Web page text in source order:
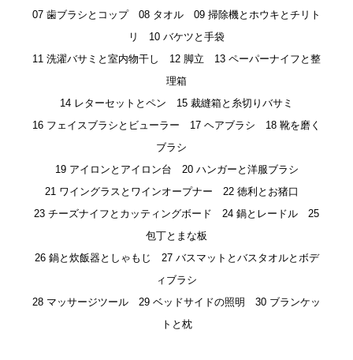
07 歯ブラシとコップ 08 タオル 09 掃除機とホウキとチリト
リ 10 バケツと手袋
11 洗濯バサミと室内物干し 12 脚立 13 ペーパーナイフと整
理箱
14 レターセットとペン 15 裁縫箱と糸切りバサミ
16 フェイスブラシとビューラー 17 ヘアブラシ 18 靴を磨く
ブラシ
19 アイロンとアイロン台 20 ハンガーと洋服ブラシ
21 ワイングラスとワインオープナー 22 徳利とお猪口
23 チーズナイフとカッティングボード 24 鍋とレードル 25
包丁とまな板
26 鍋と炊飯器としゃもじ 27 バスマットとバスタオルとボデ
ィブラシ
28 マッサージツール 29 ベッドサイドの照明 30 ブランケッ
トと枕